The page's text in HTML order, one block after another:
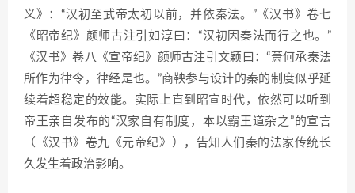
义》：“汉初至武帝太初以前，并依秦法。”《汉书》卷七
《昭帝纪》颜师古注引如淳曰：“汉初因秦法而行之也。”
《汉书》卷八《宣帝纪》颜师古注引文颖曰：“萧何承秦法
所作为律令，律经是也。”商鞅参与设计的秦的制度似乎延
续着超稳定的效能。实际上直到昭宣时代，依然可以听到
帝王亲自发布的“汉家自有制度，本以霸王道杂之”的宣言
（《汉书》卷九《元帝纪》），告知人们秦的法家传统长
久发生着政治影响。